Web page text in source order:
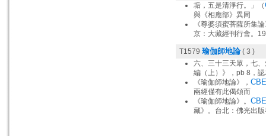
垢，五是清淨行。」（
與《相應部》異同
《尊婆須蜜菩薩所集
京：大藏經刊行會。
T1579 瑜伽師地論 ( 3 )
六、三十三天眾，七
編（上）》，pb 8，
《瑜伽師地論》，
兩經僅有此偈頌而
《瑜伽師地論》。
藏》。台北：佛光出